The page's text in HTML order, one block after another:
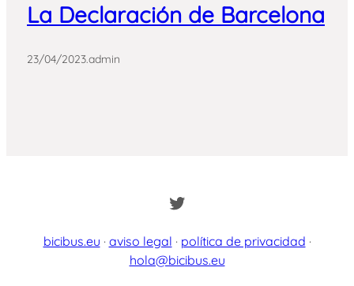
La Declaración de Barcelona
23/04/2023.admin
Twitter
bicibus.eu · aviso legal · política de privacidad ·
hola@bicibus.eu